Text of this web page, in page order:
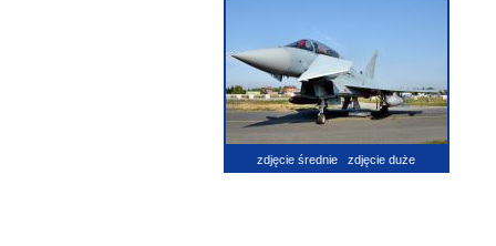
zdjęcie średnie zdjęcie duże